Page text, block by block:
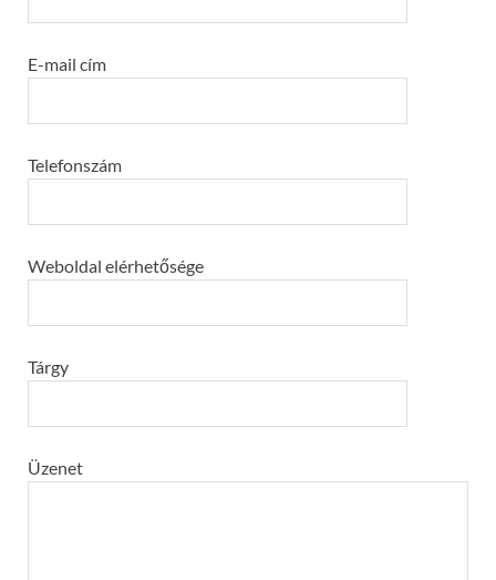
E-mail cím
Telefonszám
Weboldal elérhetősége
Tárgy
Üzenet